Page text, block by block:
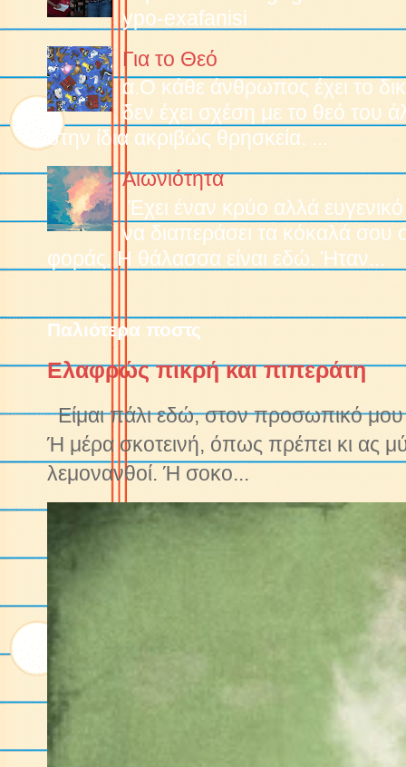
ypo-exafanisi
Για το Θεό
α.O κάθε άνθρωπος έχει το
δεν έχει σχέση με το θεό του
στην ίδια ακριβώς θρησκεία. ...
Αιωνιότητα
Έχει έναν κρύο αλλά
να διαπεράσει τα κόκαλά
φοράς. Η θάλασσα είναι εδώ. Ήταν...
Παλιότερα ποστς
Ελαφρώς πικρή και πιπεράτη
Είμαι πάλι εδώ, στον προσωπικό μου
Ή μέρα σκοτεινή, όπως πρέπει κι ας
λεμονανθοί. Ή σοκο...